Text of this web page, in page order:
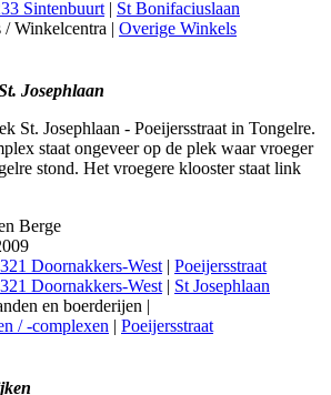
Sintenbuurt | St Bonifaciuslaan
/ Winkelcentra | Overige Winkels
Josephlaan
St. Josephlaan - Poeijersstraat in Tongelre.
staat ongeveer op de plek waar vroeger
stond. Het vroegere klooster staat link
Berge
321 Doornakkers-West | Poeijersstraat
321 Doornakkers-West | St Josephlaan
en boerderijen |
/ -complexen | Poeijersstraat